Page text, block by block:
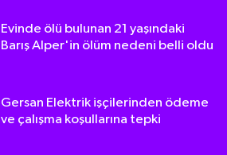
Evinde ölü bulunan 21 yaşındaki
Barış Alper'in ölüm nedeni belli oldu
Gersan Elektrik işçilerinden ödeme
ve çalışma koşullarına tepki